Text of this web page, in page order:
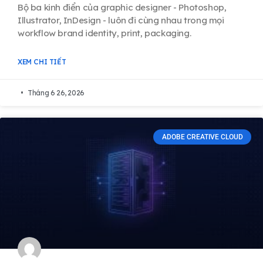
Bộ ba kinh điển của graphic designer - Photoshop,
Illustrator, InDesign - luôn đi cùng nhau trong mọi
workflow brand identity, print, packaging.
XEM CHI TIẾT
Tháng 6 26, 2026
ADOBE CREATIVE CLOUD